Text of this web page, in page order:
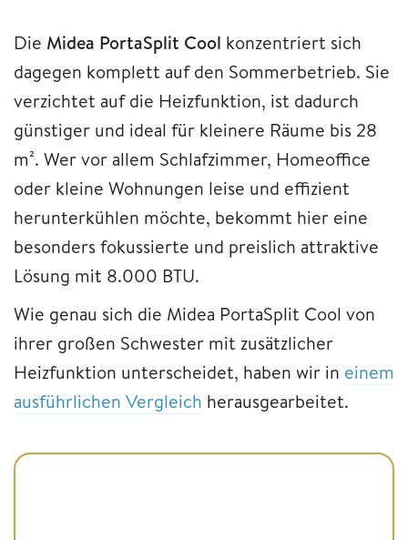
Die Midea PortaSplit Cool konzentriert sich
dagegen komplett auf den Sommerbetrieb. Sie
verzichtet auf die Heizfunktion, ist dadurch
günstiger und ideal für kleinere Räume bis 28
m². Wer vor allem Schlafzimmer, Homeoffice
oder kleine Wohnungen leise und effizient
herunterkühlen möchte, bekommt hier eine
besonders fokussierte und preislich attraktive
Lösung mit 8.000 BTU.
Wie genau sich die Midea PortaSplit Cool von
ihrer großen Schwester mit zusätzlicher
Heizfunktion unterscheidet, haben wir in einem
ausführlichen Vergleich herausgearbeitet.